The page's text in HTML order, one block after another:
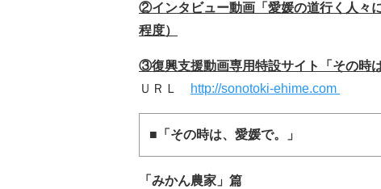
②インタビュー動画「愛媛の道行く人々
程度）
③復興支援動画専用特設サイト「その時
ＵＲＬ
http://sonotoki-ehime.com
■「その時は、愛媛で。」
「みかん農家」篇